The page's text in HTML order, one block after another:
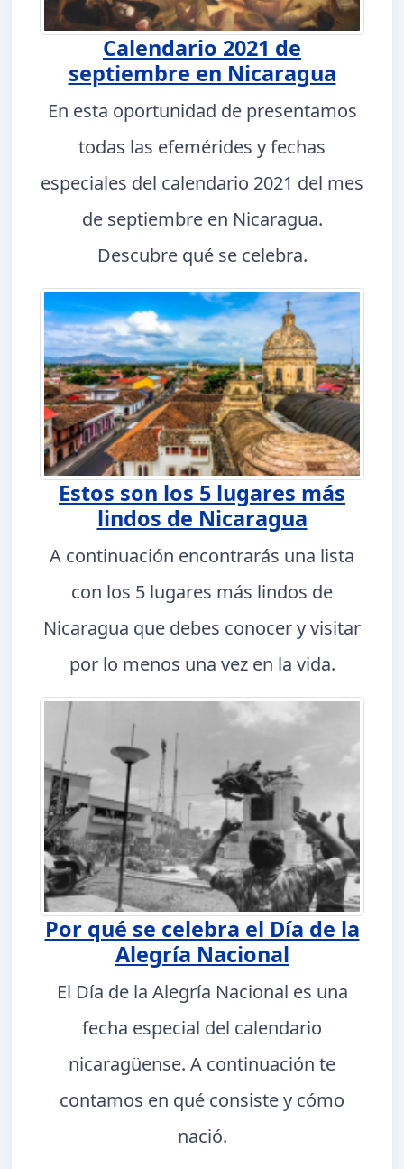
Calendario 2021 de
septiembre en Nicaragua
En esta oportunidad de presentamos
todas las efemérides y fechas
especiales del calendario 2021 del mes
de septiembre en Nicaragua.
Descubre qué se celebra.
Estos son los 5 lugares más
lindos de Nicaragua
A continuación encontrarás una lista
con los 5 lugares más lindos de
Nicaragua que debes conocer y visitar
por lo menos una vez en la vida.
Por qué se celebra el Día de la
Alegría Nacional
El Día de la Alegría Nacional es una
fecha especial del calendario
nicaragüense. A continuación te
contamos en qué consiste y cómo
nació.